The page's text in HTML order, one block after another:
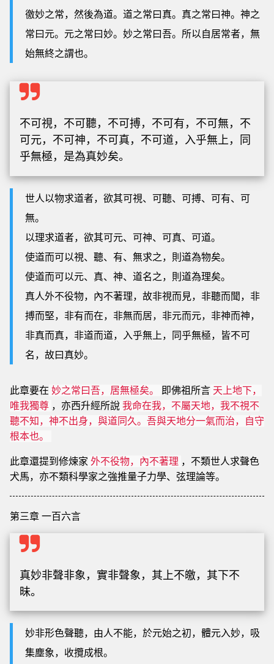
徼妙之常，然後為道。道之常曰真。真之常曰神。神之
常曰元。元之常曰妙。妙之常曰吾。所以自居常者，無
始無終之謂也。
不可視，不可聽，不可搏，不可有，不可無，不
可元，不可神，不可真，不可道，入乎無上，同
乎無極，是為真妙矣。
世人以物求道者，欲其可視、可聽、可搏、可有、可
無。
以理求道者，欲其可元、可神、可真、可道。
使道而可以視、聽、有、無求之，則道為物矣。
使道而可以元、真、神、道名之，則道為理矣。
真人外不役物，內不著理，故非視而見，非聽而聞，非
搏而堅，非有而在，非無而居，非元而元，非神而神，
非真而真，非道而道，入乎無上，同乎無極，皆不可
名，故曰真妙。
此章要在 妙之常曰吾，居無極矣。 即佛祖所言 天上地下，
唯我獨尊 ，亦西升經所說 我命在我，不屬天地，我不視不
聽不知，神不出身，與道同久。吾與天地分一氣而治，自守
根本也。
此章還提到修煉家 外不役物，內不著理 ，不類世人求聲色
犬馬，亦不類科學家之強推量子力學、弦理論等。
第三章 一百六言
真妙非聲非象，實非聲象，其上不皦，其下不
昧。
妙非形色聲聽，由人不能，於元始之初，體元入妙，吸
集塵象，收攬成根。